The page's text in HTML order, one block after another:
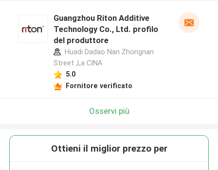
Guangzhou Riton Additive
Technology Co., Ltd. profilo
del produttore
Huadi Dadao Nan Zhongnan
Street ,La CINA
5.0
Fornitore verificato
Osservi più
Ottieni il miglior prezzo per